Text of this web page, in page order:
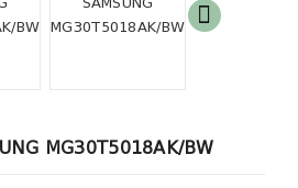
MG30T5018AK/BW